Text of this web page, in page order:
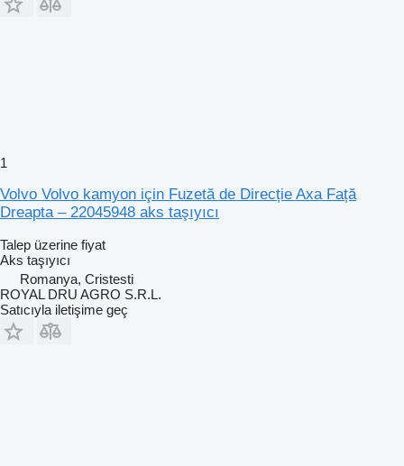
1
Volvo Volvo kamyon için Fuzetă de Direcție Axa Față
Dreapta – 22045948 aks taşıyıcı
Talep üzerine fiyat
Aks taşıyıcı
Romanya, Cristesti
ROYAL DRU AGRO S.R.L.
Satıcıyla iletişime geç